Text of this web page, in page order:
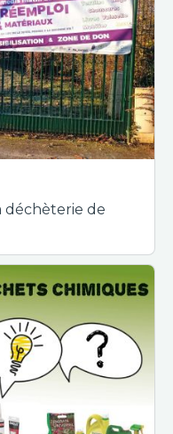
déchèterie de